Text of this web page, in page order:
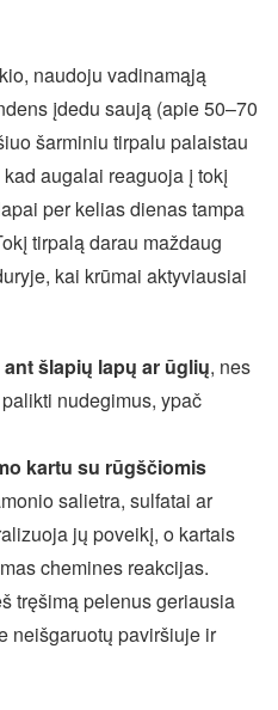
naudoju vadinamąją
įdedu saują (apie 50–70
šarminiu tirpalu palaistau
augalai reaguoja į tokį
per kelias dienas tampa
tirpalą darau maždaug
kai krūmai aktyviausiai
šlapių lapų ar ūglių, nes
nudegimus, ypač
kartu su rūgščiomis
salietra, sulfatai ar
jų poveikį, o kartais
chemines reakcijas.
tręšimą pelenus geriausia
neišgaruotų paviršiuje ir